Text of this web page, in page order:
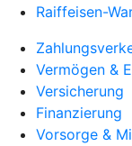
Raiffeisen-
Vermögen &
Versicherung
Finanzierung
Vorsorge &